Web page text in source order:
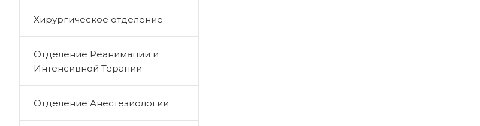
Хирургическое отделение
Отделение Реанимации и
Интенсивной Терапии
Отделение Анестезиологии